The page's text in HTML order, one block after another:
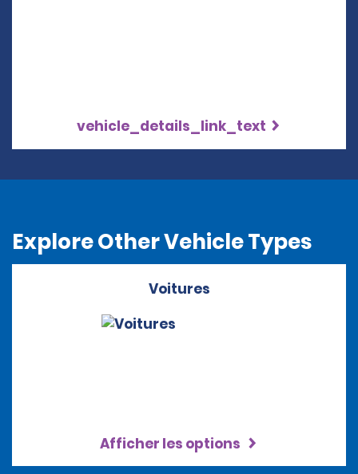
vehicle_details_link_text
Explore Other Vehicle Types
Voitures
Afficher les options